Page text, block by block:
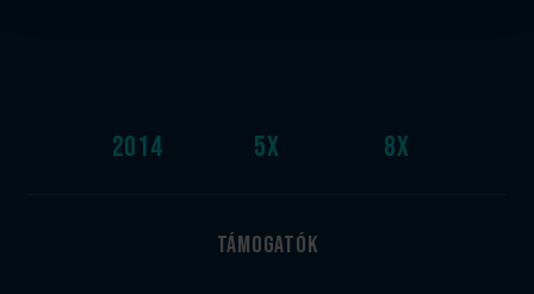
2014 5x 8x
Támogatók